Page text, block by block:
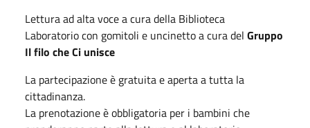
Lettura ad alta voce a cura della Biblioteca
Laboratorio con gomitoli e uncinetto a cura del Gruppo
Il filo che Ci unisce
La partecipazione è gratuita e aperta a tutta la
cittadinanza.
La prenotazione è obbligatoria per i bambini che